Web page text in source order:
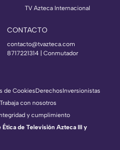
TV Azteca Internacional
CONTACTO
contacto@tvazteca.com
8717221314 | Conmutador
de CookiesDerechosInversionistas
con nosotros
y cumplimiento
de Televisión Azteca III y